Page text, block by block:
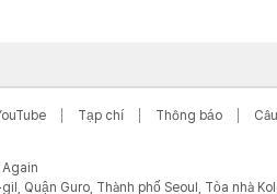
Tạp chí Thông báo
Quận Guro, Thành phố Seoul, Tòa nhà